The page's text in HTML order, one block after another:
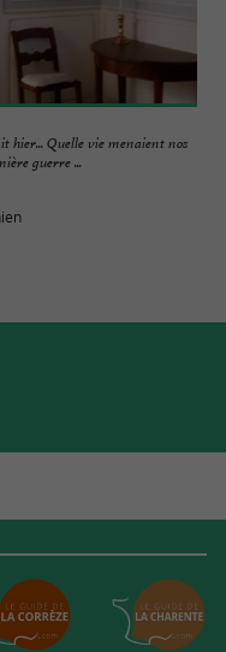
hier... Quelle vie menaient nos
guerre ...